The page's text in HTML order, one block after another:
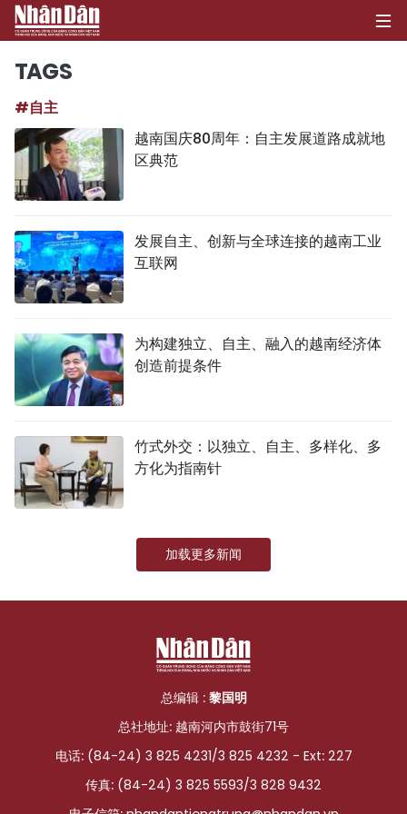
政治
社会
文化
旅游
史海
多功能媒体
图表新闻
图库
视频
人民报社简介
TAGS
#自主
越南国庆80周年：自主发展道路成就地
区典范
发展自主、创新与全球连接的越南工业
互联网
为构建独立、自主、融入的越南经济体
创造前提条件
竹式外交：以独立、自主、多样化、多
方化为指南针
加载更多新闻
总编辑 : 黎国明
总社地址: 越南河内市鼓街71号
电话: (84-24) 3 825 4231/3 825 4232 - Ext: 227
传真: (84-24) 3 825 5593/3 828 9432